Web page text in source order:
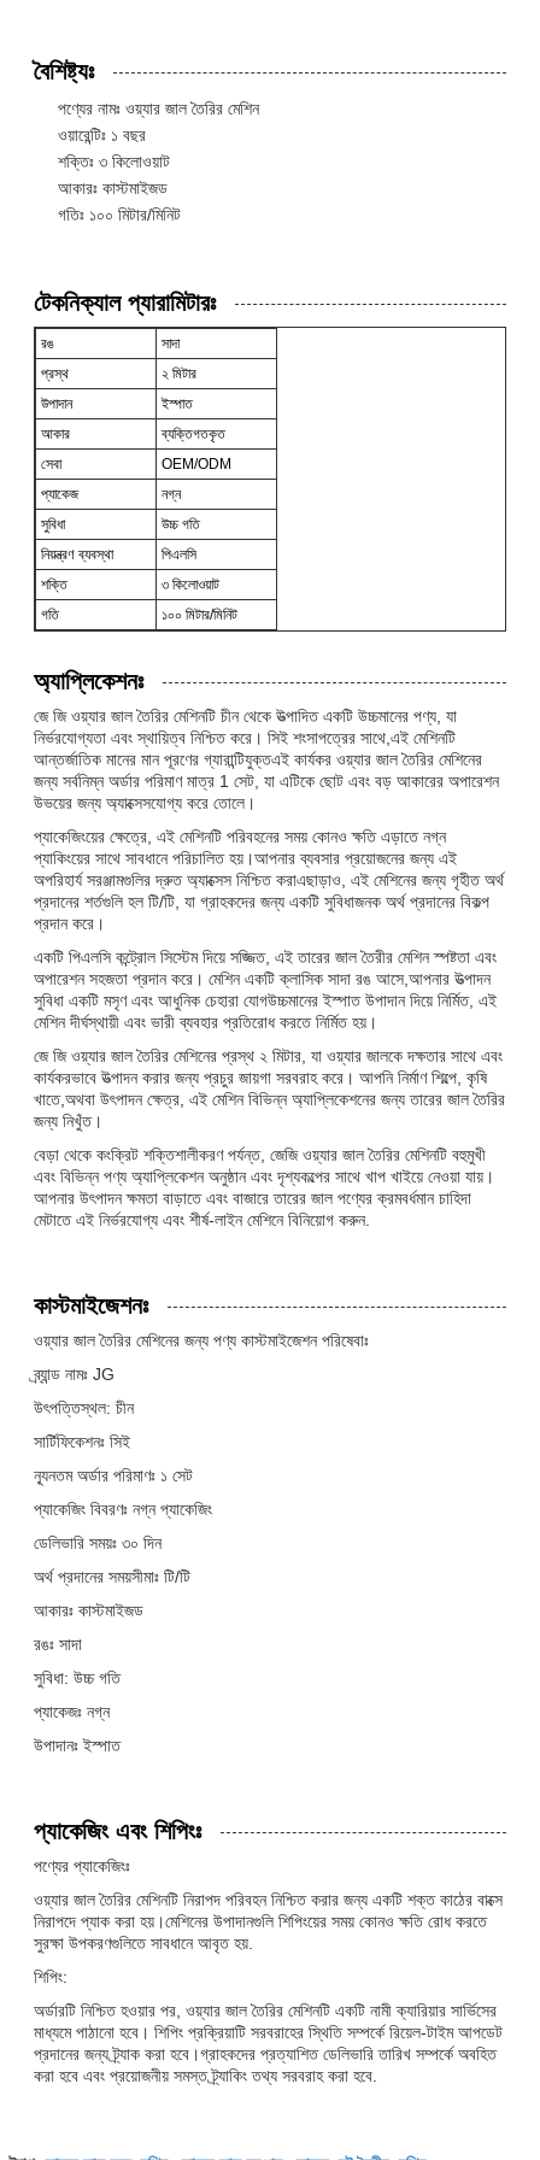
বৈশিষ্ট্যঃ
পণ্যের নামঃ ওয়্যার জাল তৈরির মেশিন
ওয়ারেন্টিঃ ১ বছর
শক্তিঃ ৩ কিলোওয়াট
আকারঃ কাস্টমাইজড
গতিঃ ১০০ মিটার/মিনিট
টেকনিক্যাল প্যারামিটারঃ
রঙ
সাদা
প্রস্থ
২ মিটার
উপাদান
ইস্পাত
আকার
ব্যক্তিগতকৃত
সেবা
OEM/ODM
প্যাকেজ
নগ্ন
সুবিধা
উচ্চ গতি
নিয়ন্ত্রণ ব্যবস্থা
পিএলসি
শক্তি
৩ কিলোওয়াট
গতি
১০০ মিটার/মিনিট
অ্যাপ্লিকেশনঃ
জে জি ওয়্যার জাল তৈরির মেশিনটি চীন থেকে উত্পাদিত একটি উচ্চমানের পণ্য, যা
নির্ভরযোগ্যতা এবং স্থায়িত্ব নিশ্চিত করে। সিই শংসাপত্রের সাথে,এই মেশিনটি
আন্তর্জাতিক মানের মান পূরণের গ্যারান্টিযুক্তএই কার্যকর ওয়্যার জাল তৈরির মেশিনের
জন্য সর্বনিম্ন অর্ডার পরিমাণ মাত্র 1 সেট, যা এটিকে ছোট এবং বড় আকারের অপারেশন
উভয়ের জন্য অ্যাক্সেসযোগ্য করে তোলে।
প্যাকেজিংয়ের ক্ষেত্রে, এই মেশিনটি পরিবহনের সময় কোনও ক্ষতি এড়াতে নগ্ন
প্যাকিংয়ের সাথে সাবধানে পরিচালিত হয়।আপনার ব্যবসার প্রয়োজনের জন্য এই
অপরিহার্য সরঞ্জামগুলির দ্রুত অ্যাক্সেস নিশ্চিত করাএছাড়াও, এই মেশিনের জন্য গৃহীত অর্থ
প্রদানের শর্তগুলি হল টি/টি, যা গ্রাহকদের জন্য একটি সুবিধাজনক অর্থ প্রদানের বিকল্প
প্রদান করে।
একটি পিএলসি কন্ট্রোল সিস্টেম দিয়ে সজ্জিত, এই তারের জাল তৈরীর মেশিন স্পষ্টতা এবং
অপারেশন সহজতা প্রদান করে। মেশিন একটি ক্লাসিক সাদা রঙ আসে,আপনার উত্পাদন
সুবিধা একটি মসৃণ এবং আধুনিক চেহারা যোগউচ্চমানের ইস্পাত উপাদান দিয়ে নির্মিত, এই
মেশিন দীর্ঘস্থায়ী এবং ভারী ব্যবহার প্রতিরোধ করতে নির্মিত হয়।
জে জি ওয়্যার জাল তৈরির মেশিনের প্রস্থ ২ মিটার, যা ওয়্যার জালকে দক্ষতার সাথে এবং
কার্যকরভাবে উত্পাদন করার জন্য প্রচুর জায়গা সরবরাহ করে। আপনি নির্মাণ শিল্পে, কৃষি
খাতে,অথবা উৎপাদন ক্ষেত্র, এই মেশিন বিভিন্ন অ্যাপ্লিকেশনের জন্য তারের জাল তৈরির
জন্য নিখুঁত।
বেড়া থেকে কংক্রিট শক্তিশালীকরণ পর্যন্ত, জেজি ওয়্যার জাল তৈরির মেশিনটি বহুমুখী
এবং বিভিন্ন পণ্য অ্যাপ্লিকেশন অনুষ্ঠান এবং দৃশ্যকল্পের সাথে খাপ খাইয়ে নেওয়া যায়।
আপনার উৎপাদন ক্ষমতা বাড়াতে এবং বাজারে তারের জাল পণ্যের ক্রমবর্ধমান চাহিদা
মেটাতে এই নির্ভরযোগ্য এবং শীর্ষ-লাইন মেশিনে বিনিয়োগ করুন.
কাস্টমাইজেশনঃ
ওয়্যার জাল তৈরির মেশিনের জন্য পণ্য কাস্টমাইজেশন পরিষেবাঃ
ব্র্যান্ড নামঃ JG
উৎপত্তিস্থল: চীন
সার্টিফিকেশনঃ সিই
ন্যূনতম অর্ডার পরিমাণঃ ১ সেট
প্যাকেজিং বিবরণঃ নগ্ন প্যাকেজিং
ডেলিভারি সময়ঃ ৩০ দিন
অর্থ প্রদানের সময়সীমাঃ টি/টি
আকারঃ কাস্টমাইজড
রঙঃ সাদা
সুবিধা: উচ্চ গতি
প্যাকেজঃ নগ্ন
উপাদানঃ ইস্পাত
প্যাকেজিং এবং শিপিংঃ
পণ্যের প্যাকেজিংঃ
ওয়্যার জাল তৈরির মেশিনটি নিরাপদ পরিবহন নিশ্চিত করার জন্য একটি শক্ত কাঠের বাক্সে
নিরাপদে প্যাক করা হয়।মেশিনের উপাদানগুলি শিপিংয়ের সময় কোনও ক্ষতি রোধ করতে
সুরক্ষা উপকরণগুলিতে সাবধানে আবৃত হয়.
শিপিং:
অর্ডারটি নিশ্চিত হওয়ার পর, ওয়্যার জাল তৈরির মেশিনটি একটি নামী ক্যারিয়ার সার্ভিসের
মাধ্যমে পাঠানো হবে। শিপিং প্রক্রিয়াটি সরবরাহের স্থিতি সম্পর্কে রিয়েল-টাইম আপডেট
প্রদানের জন্য ট্র্যাক করা হবে।গ্রাহকদের প্রত্যাশিত ডেলিভারি তারিখ সম্পর্কে অবহিত
করা হবে এবং প্রয়োজনীয় সমস্ত ট্র্যাকিং তথ্য সরবরাহ করা হবে.